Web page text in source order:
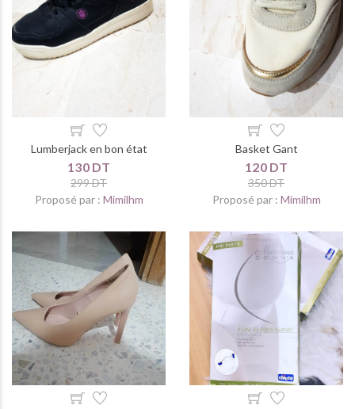
Lumberjack en bon état
130 DT
299 DT
Proposé par : Mimilhm
Basket Gant
120 DT
350 DT
Proposé par : Mimilhm